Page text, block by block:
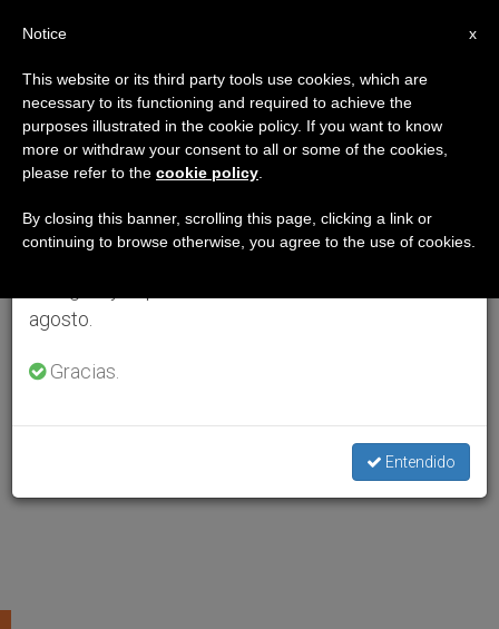
×
Aviso importante
Del 27 de julio al 7 de agosto haremos la pausa
anual, aprovechando que en el periodo de verano
se generan menos informaciones y también el
agosto.
Gracias.
Entendido
x
Notice
This website or its third party tools use cookies, which are
necessary to its functioning and required to achieve the
purposes illustrated in the cookie policy. If you want to know
more or withdraw your consent to all or some of the cookies,
please refer to the cookie policy
By closing this banner, scrolling this page, clicking a link or
continuing to browse otherwise, you agree to the use of cookies.